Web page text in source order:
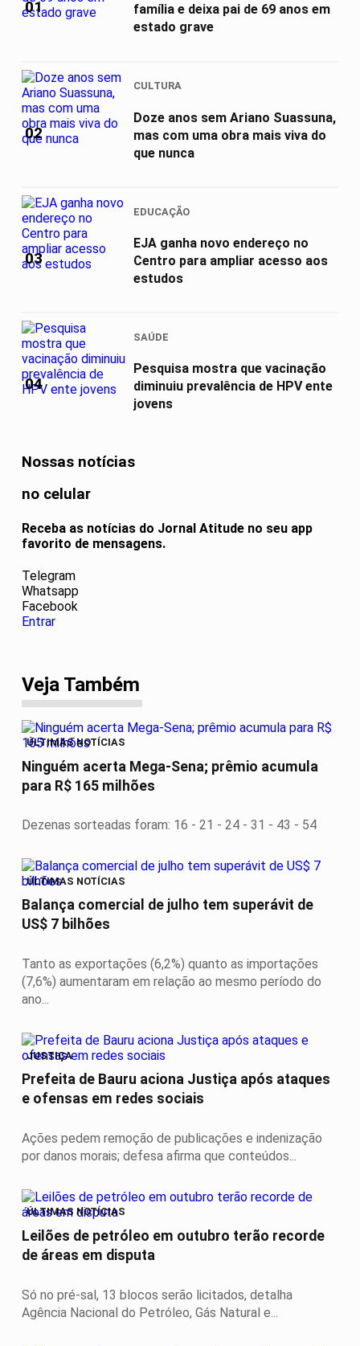
01
família e deixa pai de 69 anos em
estado grave
02
CULTURA
Doze anos sem Ariano Suassuna,
mas com uma obra mais viva do
que nunca
03
EDUCAÇÃO
EJA ganha novo endereço no
Centro para ampliar acesso aos
estudos
04
SAÚDE
Pesquisa mostra que vacinação
diminuiu prevalência de HPV ente
jovens
Nossas notícias
no celular
Receba as notícias do Jornal Atitude no seu app
favorito de mensagens.
Telegram
Whatsapp
Facebook
Entrar
Veja Também
ÚLTIMAS NOTÍCIAS
Ninguém acerta Mega-Sena; prêmio acumula
para R$ 165 milhões
Dezenas sorteadas foram: 16 - 21 - 24 - 31 - 43 - 54
ÚLTIMAS NOTÍCIAS
Balança comercial de julho tem superávit de
US$ 7 bilhões
Tanto as exportações (6,2%) quanto as importações
(7,6%) aumentaram em relação ao mesmo período do
ano...
JUSTIÇA
Prefeita de Bauru aciona Justiça após ataques
e ofensas em redes sociais
Ações pedem remoção de publicações e indenização
por danos morais; defesa afirma que conteúdos...
ÚLTIMAS NOTÍCIAS
Leilões de petróleo em outubro terão recorde
de áreas em disputa
Só no pré-sal, 13 blocos serão licitados, detalha
Agência Nacional do Petróleo, Gás Natural e...